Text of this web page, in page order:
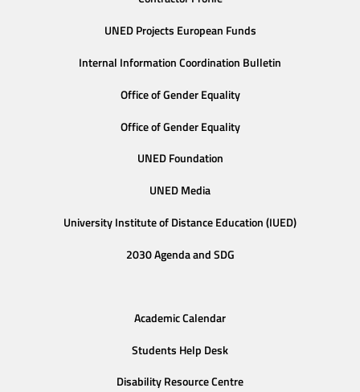
UNED Projects European Funds
Internal Information Coordination Bulletin
Office of Gender Equality
Office of Gender Equality
UNED Foundation
UNED Media
University Institute of Distance Education (IUED)
2030 Agenda and SDG
Academic Calendar
Students Help Desk
Disability Resource Centre